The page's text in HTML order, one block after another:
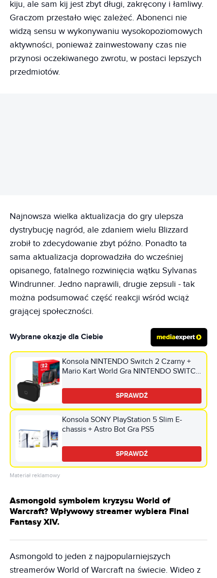
kiju, ale sam kij jest zbyt długi, zakręcony i łamliwy.
Graczom przestało więc zależeć. Abonenci nie
widzą sensu w wykonywaniu wysokopoziomowych
aktywności, ponieważ zainwestowany czas nie
przynosi oczekiwanego zwrotu, w postaci lepszych
przedmiotów.
Najnowsza wielka aktualizacja do gry ulepsza
dystrybucję nagród, ale zdaniem wielu Blizzard
zrobił to zdecydowanie zbyt późno. Ponadto ta
sama aktualizacja doprowadziła do wcześniej
opisanego, fatalnego rozwinięcia wątku Sylvanas
Windrunner. Jedno naprawili, drugie zepsuli - tak
można podsumować część reakcji wśród wciąż
grającej społeczności.
Wybrane okazje dla Ciebie
Konsola NINTENDO Switch 2 Czarny +
Mario Kart World Gra NINTENDO SWITCH
Switch/Switch 2/Switch Oled Czarny
SPRAWDŹ
Konsola SONY PlayStation 5 Slim E-
chassis + Astro Bot Gra PS5
SPRAWDŹ
Materiał reklamowy
Asmongold symbolem kryzysu World of
Warcraft? Wpływowy streamer wybiera Final
Fantasy XIV.
Asmongold to jeden z najpopularniejszych
streamerów World of Warcraft na świecie. Wideo z